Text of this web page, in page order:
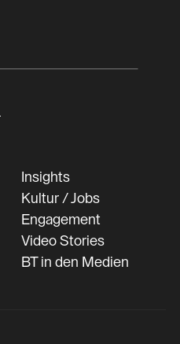
Insights
Kultur / Jobs
Engagement
Video Stories
BT in den Medien